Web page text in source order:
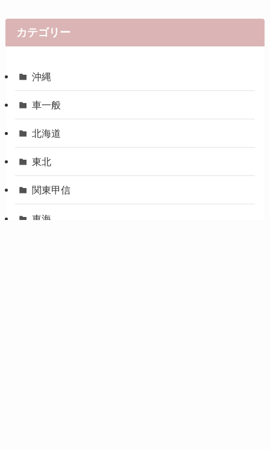
カテゴリー
沖縄
車一般
北海道
東北
関東甲信
東海